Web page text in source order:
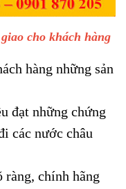
cho khách hàng
hàng những sản
đạt những chứng
các nước châu
ràng, chính hãng